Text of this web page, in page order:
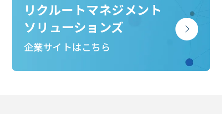
リクルートマネジメント
ソリューションズ
企業サイトはこちら